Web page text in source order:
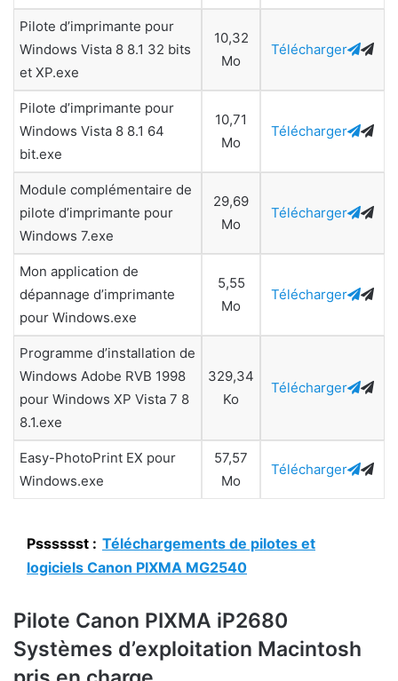
Pilote d’imprimante pour
Windows Vista 8 8.1 32 bits
et XP.exe
10,32
Mo
Télécharger
Pilote d’imprimante pour
Windows Vista 8 8.1 64
bit.exe
10,71
Mo
Télécharger
Module complémentaire de
pilote d’imprimante pour
Windows 7.exe
29,69
Mo
Télécharger
Mon application de
dépannage d’imprimante
pour Windows.exe
5,55
Mo
Télécharger
Programme d’installation de
Windows Adobe RVB 1998
pour Windows XP Vista 7 8
8.1.exe
329,34
Ko
Télécharger
Easy-PhotoPrint EX pour
Windows.exe
57,57
Mo
Télécharger
Psssssst : Téléchargements de pilotes et
logiciels Canon PIXMA MG2540
Pilote Canon PIXMA iP2680
Systèmes d’exploitation Macintosh